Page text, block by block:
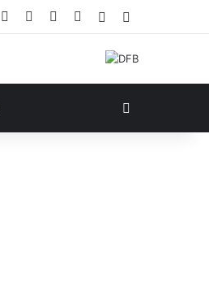
Facebook YouTube
RSS Ausazko